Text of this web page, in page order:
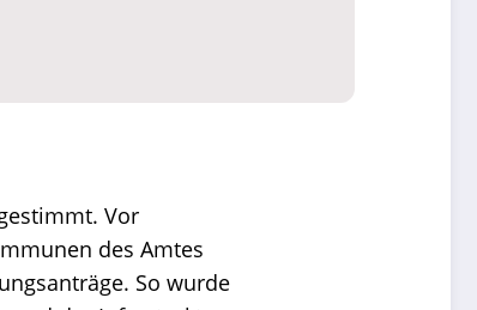
Vor
des Amtes
So wurde